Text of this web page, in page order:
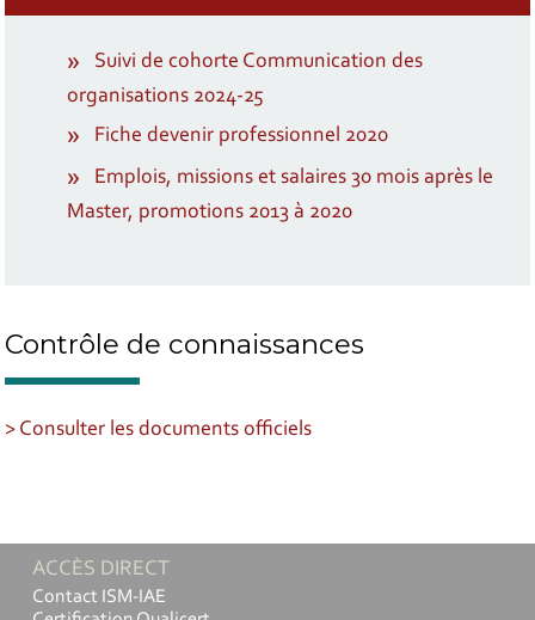
Suivi de cohorte Communication des
organisations 2024-25
Fiche devenir professionnel 2020
Emplois, missions et salaires 30 mois après le
Master, promotions 2013 à 2020
Contrôle de connaissances
> Consulter les documents officiels
ACCÈS DIRECT
Contact ISM-IAE